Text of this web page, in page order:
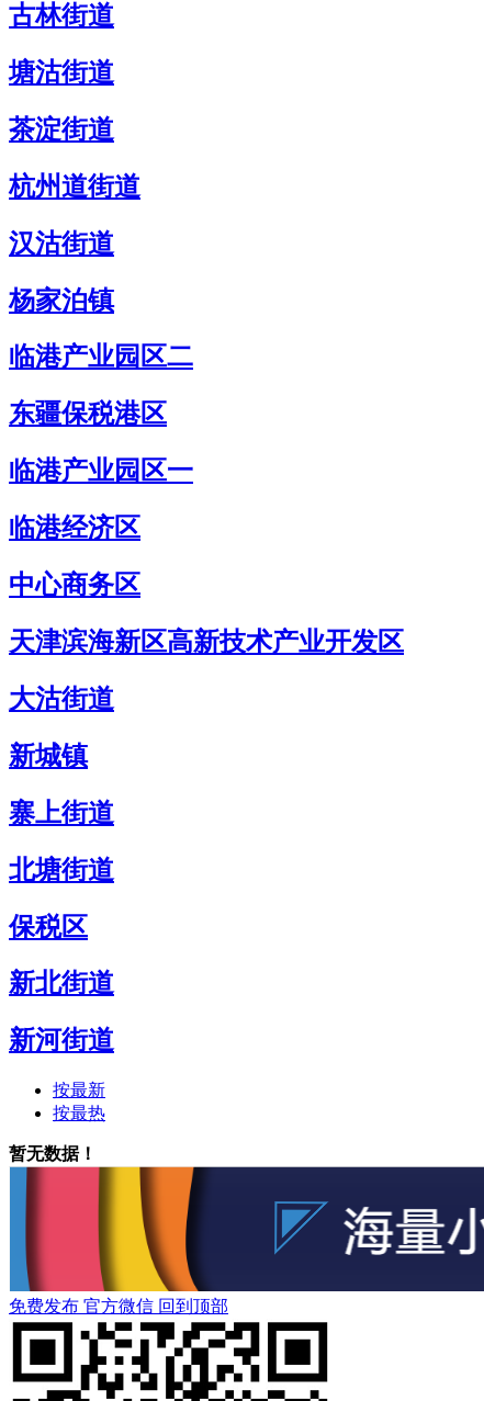
古林街道
塘沽街道
茶淀街道
杭州道街道
汉沽街道
杨家泊镇
临港产业园区二
东疆保税港区
临港产业园区一
临港经济区
中心商务区
天津滨海新区高新技术产业开发区
大沽街道
新城镇
寨上街道
北塘街道
保税区
新北街道
新河街道
按最新
按最热
暂无数据！
免费发布 官方微信 回到顶部